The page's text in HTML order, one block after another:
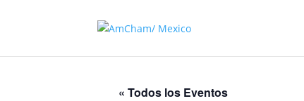
« Todos los Eventos